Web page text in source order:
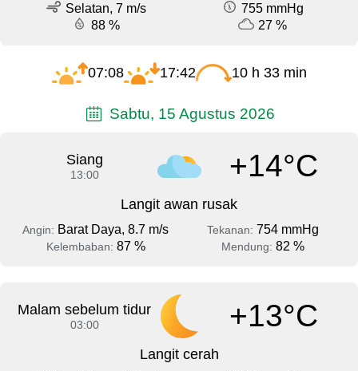
Selatan, 7 m/s
755 mmHg
88 %
27 %
07:08 17:42 10 h 33 min
Sabtu, 15 Agustus 2026
Siang
13:00 +14°C
Langit awan rusak
Angin: Barat Daya, 8.7 m/s Tekanan: 754 mmHg
Kelembaban: 87 % Mendung: 82 %
Malam sebelum tidur
03:00 +13°C
Langit cerah